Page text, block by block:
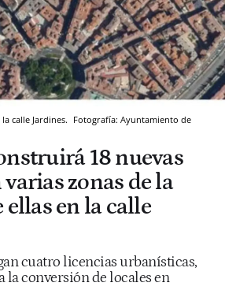
calle Jardines. Fotografía: Ayuntamiento de
18 nuevas
zonas de la
ellas en la calle
cuatro licencias urbanísticas,
la conversión de locales en